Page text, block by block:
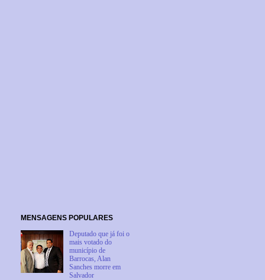
MENSAGENS POPULARES
Deputado que já foi o
mais votado do
município de
Barrocas, Alan
Sanches morre em
Salvador